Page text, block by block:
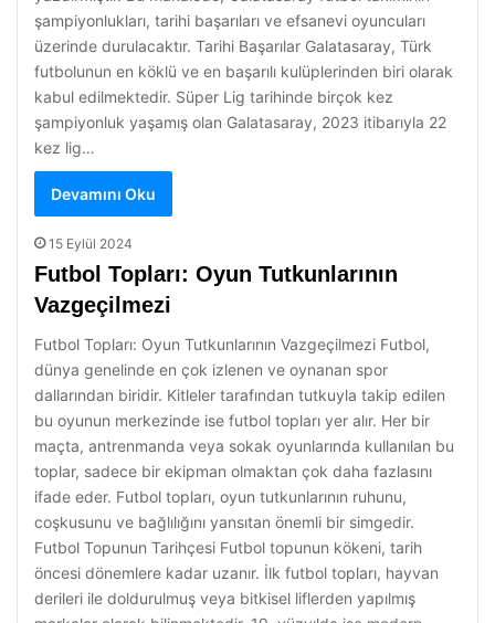
şampiyonlukları, tarihi başarıları ve efsanevi oyuncuları
üzerinde durulacaktır. Tarihi Başarılar Galatasaray, Türk
futbolunun en köklü ve en başarılı kulüplerinden biri olarak
kabul edilmektedir. Süper Lig tarihinde birçok kez
şampiyonluk yaşamış olan Galatasaray, 2023 itibarıyla 22
kez lig…
Devamını Oku
15 Eylül 2024
Futbol Topları: Oyun Tutkunlarının
Vazgeçilmezi
Futbol Topları: Oyun Tutkunlarının Vazgeçilmezi Futbol,
dünya genelinde en çok izlenen ve oynanan spor
dallarından biridir. Kitleler tarafından tutkuyla takip edilen
bu oyunun merkezinde ise futbol topları yer alır. Her bir
maçta, antrenmanda veya sokak oyunlarında kullanılan bu
toplar, sadece bir ekipman olmaktan çok daha fazlasını
ifade eder. Futbol topları, oyun tutkunlarının ruhunu,
coşkusunu ve bağlılığını yansıtan önemli bir simgedir.
Futbol Topunun Tarihçesi Futbol topunun kökeni, tarih
öncesi dönemlere kadar uzanır. İlk futbol topları, hayvan
derileri ile doldurulmuş veya bitkisel liflerden yapılmış